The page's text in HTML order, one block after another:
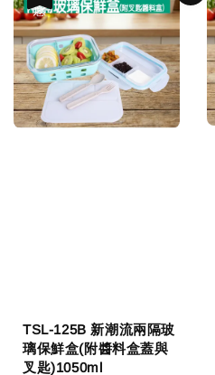
TSL-125B 新潮流兩隔玻
璃保鮮盒(附醬料盒蓋與
叉匙)1050ml